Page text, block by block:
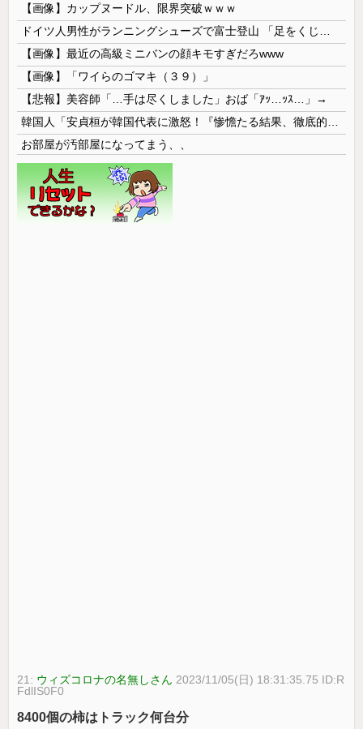
【画像】カップヌードル、限界突破ｗｗｗ
【画像】最近の高級ミニバンの顔キモすぎだろwww
【画像】「ワイらのゴマキ（３９）」
【悲報】美容師「…手は尽くしました」おば「ｱｯ…ｯｽ…」→
お部屋が汚部屋になってまう、、
21: ウィズコロナの名無しさん 2023/11/05(日) 18:31:35.75 ID:R
FdlIS0F0
8400個の柿はトラック何台分